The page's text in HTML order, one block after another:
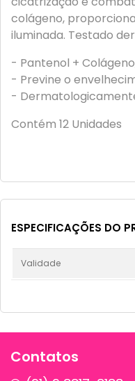
colágeno,
iluminada. Testado
- Pantenol +
- Previne o
-
Contém 12 Unidades
ESPECIFICAÇÕES DO
Validade
Contatos